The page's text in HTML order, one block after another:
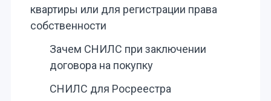
квартиры или для регистрации права
собственности
Зачем СНИЛС при заключении
договора на покупку
СНИЛС для Росреестра